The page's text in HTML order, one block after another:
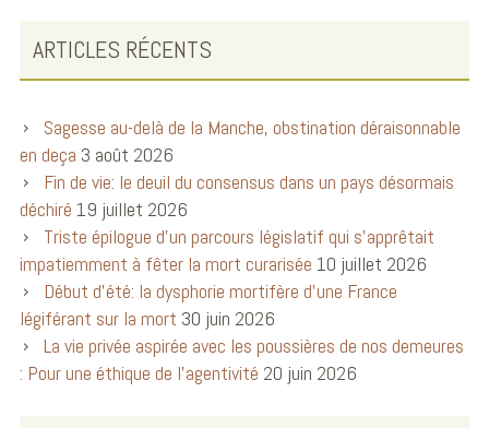
ARTICLES RÉCENTS
Sagesse au-delà de la Manche, obstination déraisonnable
en deça 3 août 2026
Fin de vie: le deuil du consensus dans un pays désormais
déchiré 19 juillet 2026
Triste épilogue d’un parcours législatif qui s’apprêtait
impatiemment à fêter la mort curarisée 10 juillet 2026
Début d’été: la dysphorie mortifère d’une France
légiférant sur la mort 30 juin 2026
La vie privée aspirée avec les poussières de nos demeures
: Pour une éthique de l’agentivité 20 juin 2026